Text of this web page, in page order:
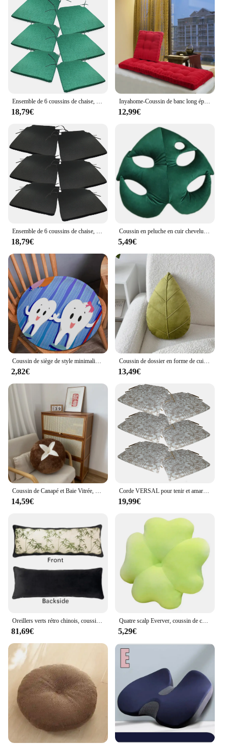
Ensemble de 6 coussins de chaise, canapé universel pour restaurant cuisine salle à manger salon de jardin avec chambre pour tenir et amarrer 40x40 couleurs noir marron orange vert gris beige enseignement rouge bleu lilas yMas
18,79€
Inyahome-Coussin de banc long épaissi, coussin de siège de chaise, oreiller décoratif pour chaise longue de jardin, coussin de baie vitrée, vert
12,99€
Ensemble de 6 coussins de chaise, fauteuils canapé restaurant cuisine salle à manger jardin salon, ULVERSAL pour tenir et amarrer 40x40 couleurs noir marron orange vert gris beige enseignement rouge bleu lilas crème et plus
18,79€
Coussin en peluche en cuir chevelu vert avec feuilles réalistes, ornement de coussin de siège, décor de canapé, dortoir à la maison
5,49€
Coussin de siège de style minimaliste moderne, la dent du dentiste, coussin de tabouret de salle à manger de bureau, éponge, polymères de canapé, coussins de chaise coordonnants
2,82€
Coussin de dossier en forme de cuir chevelu vert pour la décoration intérieure, oreillers de plantes en forme de feuilles 3D, oreillers en peluche doux, ornements pour chambre d'enfant, coussin de chaise
13,49€
Coussin de Canapé et Baie Vitrée, Décoration de Chambre à Coucher, Petits Ornements Mignons, Forme de Tomate, Oreiller, Nouveau
14,59€
Corde VERSAL pour tenir et amarrer, beige, coussins de chaise, canapé, fauteuils, salon, restaurant, cuisine, salle à manger, jardin, 40x40 couleurs, design classique décoratif élégant, ensemble de 6
19,99€
Oreillers verts rétro chinois, coussin long, coussins en bambou de luxe, oreiller décoratif pour canapé, chaise, literie, décorations pour la maison, 35x100
81,69€
Quatre scalp Everver, coussin de chaise, vert rose, oreiller de siège de chaise porte-bonheur, fleur mignonne, polymères de sol, canapé, décoration d'intérieur
5,29€